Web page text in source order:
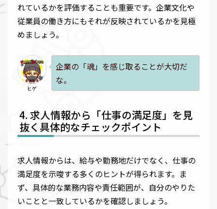
れているかを評価することも重要です。企業文化や
従業員の働き方にもそれが反映されているかを見極
めましょう。
ヒゲ
企業の「魂」を感じ取ることが大切だ
な。
求人情報から「仕事の満足度」を見
抜く具体的なチェックポイント
求人情報からは、給与や勤務地だけでなく、仕事の
満足度を示唆する多くのヒントが得られます。ま
ず、具体的な業務内容や責任範囲が、自分のやりた
いことと一致しているかを確認しましょう。